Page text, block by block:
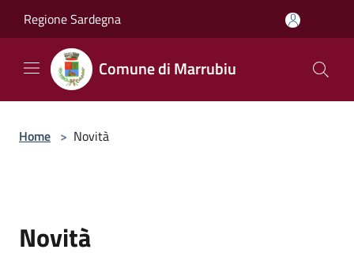
Regione Sardegna
Comune di Marrubiu
Home > Novità
Novità